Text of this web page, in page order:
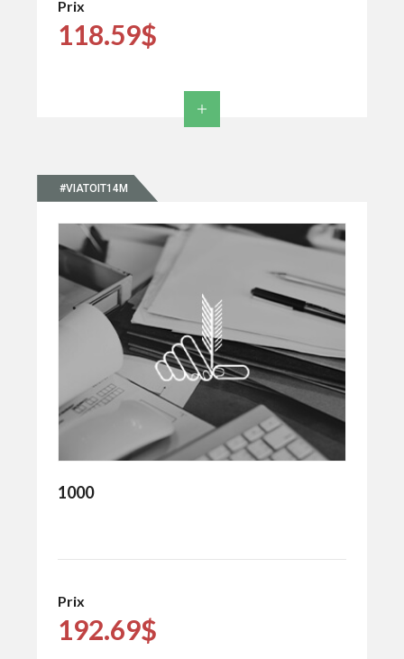
Prix
118.59$
#VIATOIT14M
1000
Prix
192.69$